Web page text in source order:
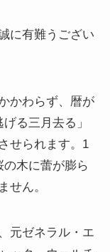
に有難うござい
かわらず、暦が
る三月去る」
せられます。1
の木に蕾が膨ら
せん。
元ゼネラル・エ